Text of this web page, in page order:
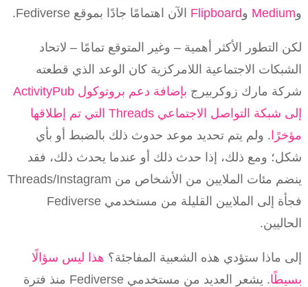
وMedium وFlipboard الآن اهتمامًا جادًا بموقع Fediverse.
لكن التطور الأكثر أهمية – وغير المتوقع تمامًا – لاتحاد
الشبكات الاجتماعية اللامركزية كان الوعد الذي قطعته
شركة مارك زوكربيرج
بإضافة دعم بروتوكول ActivityPub
إلى شبكة التواصل الاجتماعي Threads التي تم إطلاقها
مؤخرًا. ولم يتم تحديد موعد حدوث ذلك بالضبط أو بأي
شكل؛ ومع ذلك، إذا حدث ذلك أو عندما يحدث ذلك، فقد
ينضم مئات الملايين من الأشخاص من Threads/Instagram
فجأة إلى الملايين القليلة من مستخدمي Fediverse
الحاليين.
إلى ماذا ستؤدي هذه الشعبية المفاجئة؟ هذا ليس سؤالًا
بسيطًا
. يشعر العديد من مستخدمي Fediverse منذ فترة